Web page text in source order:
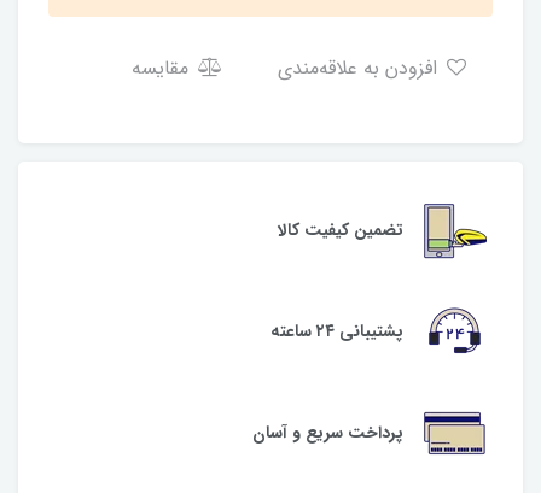
مقایسه
تضمین کیفیت کالا
پشتیبانی ۲۴ ساعته
پرداخت سریع و آسان